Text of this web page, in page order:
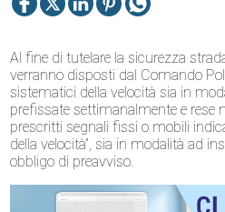
Al fine di tutelare la sicurezza
verranno disposti dal Comando
sistematici della velocità sia in
prefissate settimanalmente e rese
prescritti segnali fissi o mobili
della velocità”, sia in modalità ad
obbligo di preavviso.